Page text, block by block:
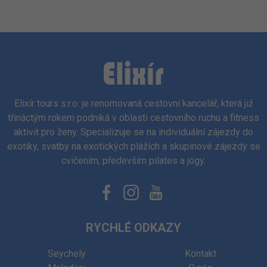
Elixír tours s.r.o. je renomovaná cestovní kancelář, která již
třináctým rokem podniká v oblasti cestovního ruchu a fitness
aktivit pro ženy. Specializuje se na individuální zájezdy do
exotiky, svatby na exotických plážích a skupinové zájezdy se
cvičením, především pilates a jógy.
RYCHLÉ ODKAZY
Seychely
Kontakt